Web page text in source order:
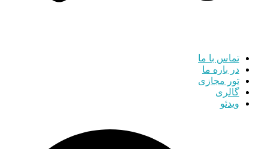
تماس با ما
در باره ما
تور مجازی
گالری
ویدئو